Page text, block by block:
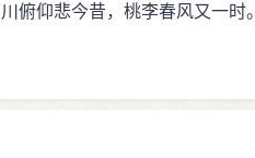
俯仰悲今昔，桃李春风又一时。